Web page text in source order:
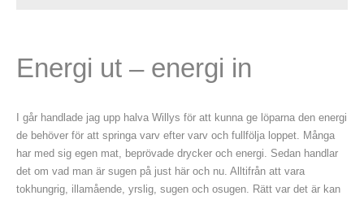
Energi ut – energi in
I går handlade jag upp halva Willys för att kunna ge löparna den energi
de behöver för att springa varv efter varv och fullfölja loppet. Många
har med sig egen mat, beprövade drycker och energi. Sedan handlar
det om vad man är sugen på just här och nu. Alltifrån att vara
tokhungrig, illamående, yrslig, sugen och osugen. Rätt var det är kan